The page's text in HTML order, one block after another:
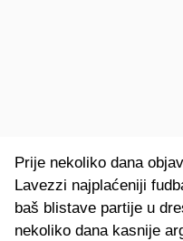
Prije nekoliko dana
Lavezzi najplaćeniji
baš blistave partije u
nekoliko dana kasnije